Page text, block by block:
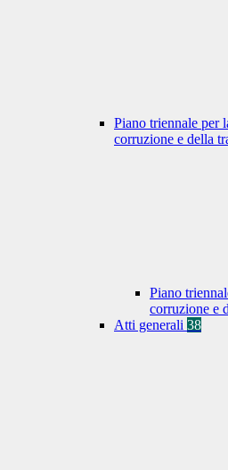
Piano triennale per
corruzione e della
Piano
corruzione e
Atti generali 38